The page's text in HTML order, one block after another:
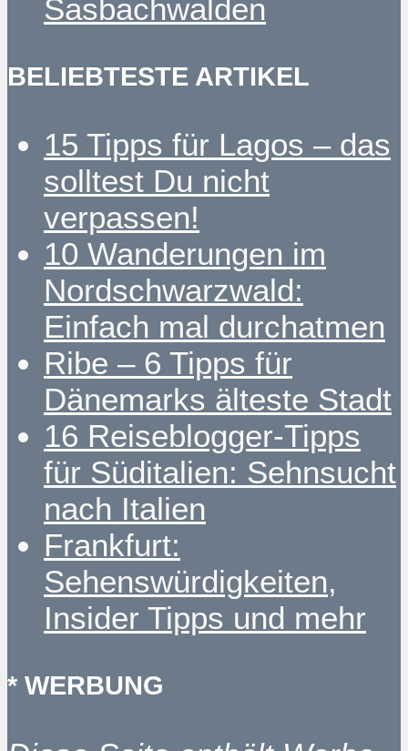
Sasbachwalden
BELIEBTESTE ARTIKEL
15 Tipps für Lagos – das
solltest Du nicht
verpassen!
10 Wanderungen im
Nordschwarzwald:
Einfach mal durchatmen
Ribe – 6 Tipps für
Dänemarks älteste Stadt
16 Reiseblogger-Tipps
für Süditalien: Sehnsucht
nach Italien
Frankfurt:
Sehenswürdigkeiten,
Insider Tipps und mehr
* WERBUNG